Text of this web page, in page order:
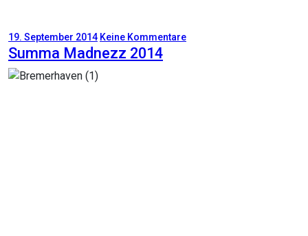
19. September 2014 Keine Kommentare
Summa Madnezz 2014